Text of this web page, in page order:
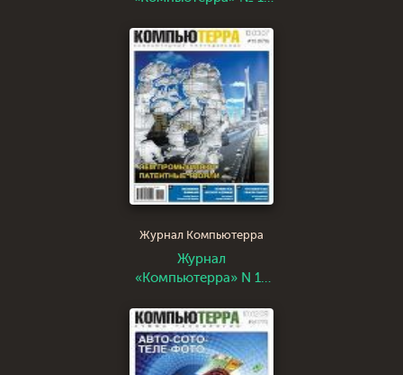
года
Журнал Компьютерра
Журнал
«Компьютерра» N 10